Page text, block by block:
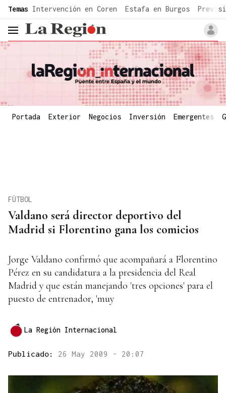
common.go-to-content
Temas Intervención en Coren Estafa en Burgos
header.menu.open
Portada Exterior Negocios Inversión Emergentes
Valdano será director deportivo del
Madrid si Florentino gana los comicios
FÚTBOL
Jorge Valdano confirmó que acompañará a Florentino
Pérez en su candidatura a la presidencia del Real
Madrid y que están manejando 'tres opciones' para el
puesto de entrenador, 'muy
La Región Internacional
Publicado: 26 May 2009 - 20:07